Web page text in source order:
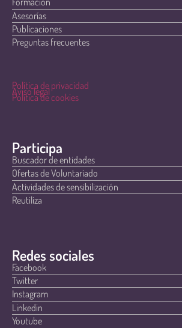
Asesorías
Publicaciones
Preguntas frecuentes
Política de privacidad
Aviso legal
Política de cookies
Participa
Buscador de entidades
Ofertas de Voluntariado
Actividades de sensibilización
Reutiliza
Redes sociales
Facebook
Twitter
Instagram
Linkedin
Youtube